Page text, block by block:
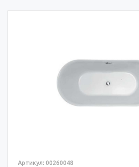
Артикул: 00260048